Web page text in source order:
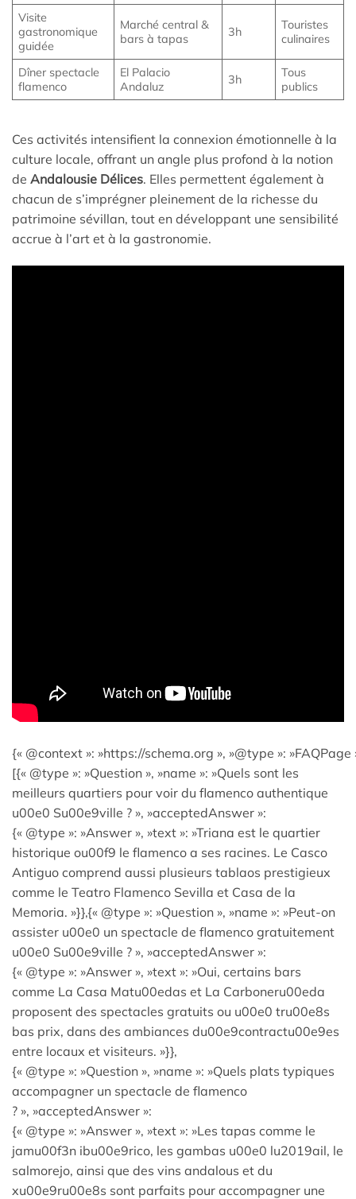
Visite
gastronomique
guidée
Marché central &
bars à tapas
3h
Touristes
culinaires
Dîner spectacle
flamenco
El Palacio
Andaluz
3h
Tous
publics
Ces activités intensifient la connexion émotionnelle à la
culture locale, offrant un angle plus profond à la notion
de Andalousie Délices. Elles permettent également à
chacun de s’imprégner pleinement de la richesse du
patrimoine sévillan, tout en développant une sensibilité
accrue à l’art et à la gastronomie.
{« @context »: »https://schema.org », »@type »: »FAQPage
[{« @type »: »Question », »name »: »Quels sont les
meilleurs quartiers pour voir du flamenco authentique
u00e0 Su00e9ville ? », »acceptedAnswer »:
{« @type »: »Answer », »text »: »Triana est le quartier
historique ou00f9 le flamenco a ses racines. Le Casco
Antiguo comprend aussi plusieurs tablaos prestigieux
comme le Teatro Flamenco Sevilla et Casa de la
Memoria. »}},{« @type »: »Question », »name »: »Peut-on
assister u00e0 un spectacle de flamenco gratuitement
u00e0 Su00e9ville ? », »acceptedAnswer »:
{« @type »: »Answer », »text »: »Oui, certains bars
comme La Casa Matu00edas et La Carboneru00eda
proposent des spectacles gratuits ou u00e0 tru00e8s
bas prix, dans des ambiances du00e9contractu00e9es
entre locaux et visiteurs. »}},
{« @type »: »Question », »name »: »Quels plats typiques
accompagner un spectacle de flamenco
? », »acceptedAnswer »:
{« @type »: »Answer », »text »: »Les tapas comme le
jamu00f3n ibu00e9rico, les gambas u00e0 lu2019ail, le
salmorejo, ainsi que des vins andalous et du
xu00e9ru00e8s sont parfaits pour accompagner une